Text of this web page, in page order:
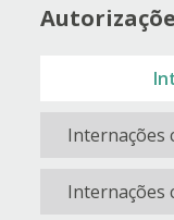
Internações
Internações